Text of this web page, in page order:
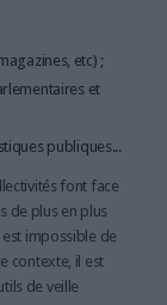
etc) ;
et
publiques...
font face
de plus en plus
impossible de
contexte, il est
de veille